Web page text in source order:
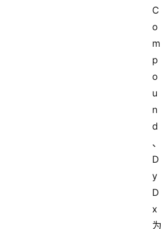
C
o
m
p
o
u
n
d
、
D
y
D
x
为